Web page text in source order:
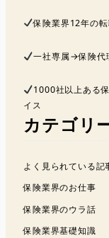
保険業界12年の
一社専属→保険代
1000社以上ある
イス
カテゴリ
よく見られている記
保険業界のお仕事
保険業界のウラ話
保険業界基礎知識